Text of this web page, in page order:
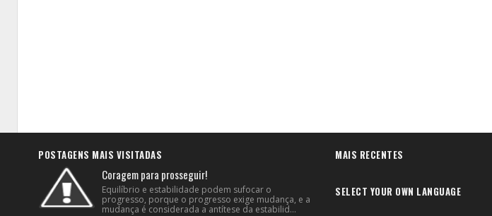
POSTAGENS MAIS VISITADAS
Coragem para prosseguir!
Equilíbrio e estabilidade podem sufocar o
progresso, porque o progresso exige mudança, e a
mudança é considerada a antítese da estabilid...
MAIS RECENTES
SELECT YOUR OWN LANGUAGE